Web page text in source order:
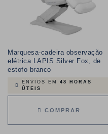
Marquesa-cadeira observação
elétrica LAPIS Silver Fox, de
estofo branco
ENVIOS EM 48 HORAS
ÚTEIS
COMPRAR